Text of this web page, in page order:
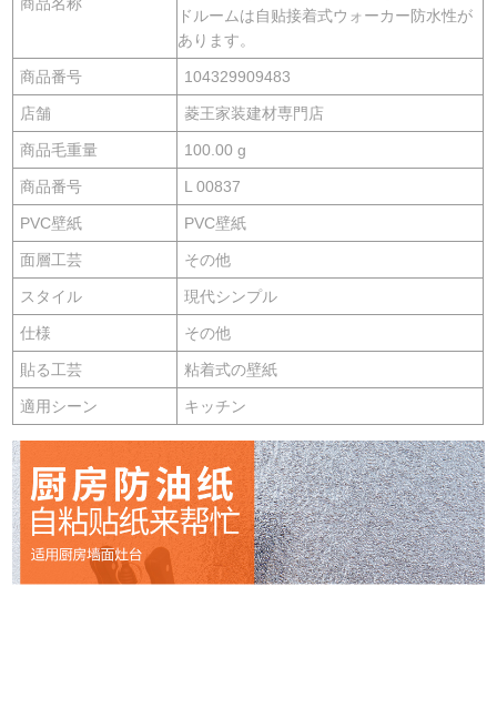
ドルームは自贴接着式ウォーカー防水性が
あります。
商品番号 104329909483
店舗 菱王家装建材専門店
商品毛重量 100.00 g
商品番号 L 00837
PVC壁紙 PVC壁紙
面層工芸 その他
スタイル 現代シンプル
仕様 その他
貼る工芸 粘着式の壁紙
適用シーン キッチン